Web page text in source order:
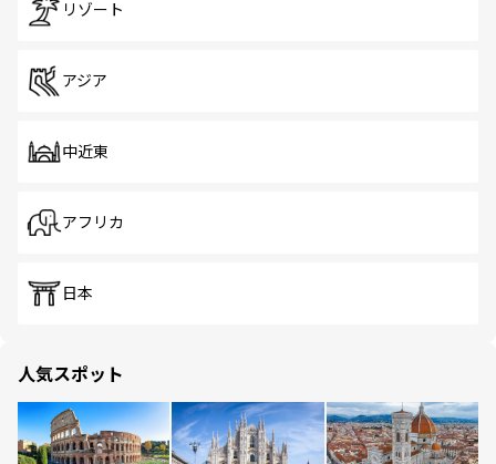
リゾート
アジア
中近東
アフリカ
日本
人気スポット